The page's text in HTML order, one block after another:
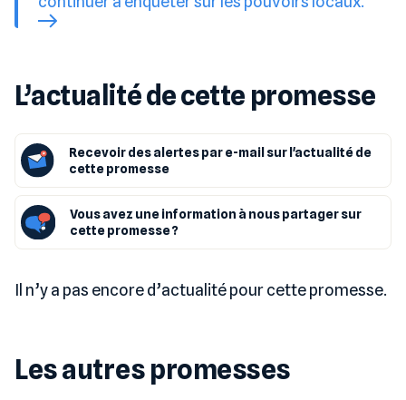
L’actualité de cette promesse
Recevoir des alertes par e-mail sur l'actualité de
cette promesse
Vous avez une information à nous partager sur
cette promesse ?
Il n’y a pas encore d’actualité pour cette promesse.
Les autres promesses